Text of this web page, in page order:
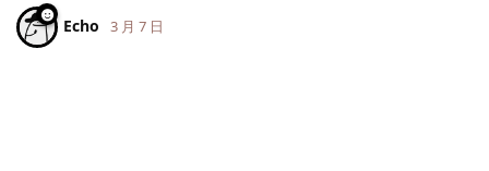
Echo 3 月 7 日